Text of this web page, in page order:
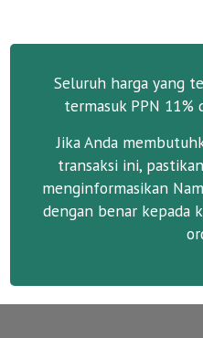
Seluruh harga yang
termasuk PPN 11%
Jika Anda
transaksi ini,
menginformasikan
dengan benar kepada